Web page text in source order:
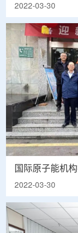
2022-03-30
国际原子能机
2022-03-30